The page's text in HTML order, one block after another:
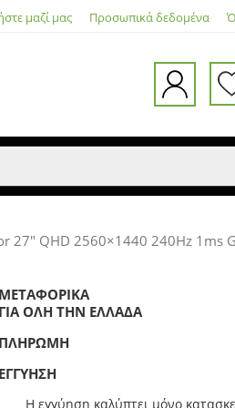
μαζί μας Προσωπικά δεδομένα
27″ QHD 2560×1440 240Hz 1ms
ΜΕΤΑΦΟΡΙΚΆ
ΓΙΑ ΌΛΗ ΤΗΝ ΕΛΛΆΔΑ
ΠΛΗΡΩΜΉ
ΕΓΓΎΗΣΗ
Η εγγύηση καλύπτει μόνο